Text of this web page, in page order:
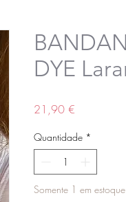
DYE
21,90 €
Quantidade *
Somente 1 em estoque